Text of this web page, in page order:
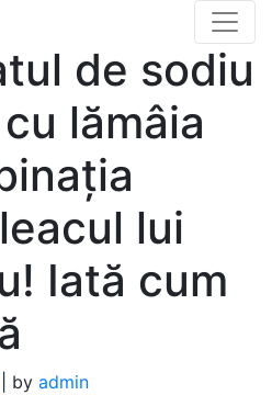
de sodiu
lămâia
lui
Iată cum
by admin